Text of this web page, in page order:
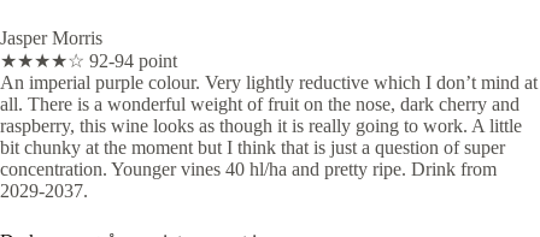
Jasper Morris
★★★★☆ 92-94 point
An imperial purple colour. Very lightly reductive which I don’t mind at
all. There is a wonderful weight of fruit on the nose, dark cherry and
raspberry, this wine looks as though it is really going to work. A little
bit chunky at the moment but I think that is just a question of super
concentration. Younger vines 40 hl/ha and pretty ripe. Drink from
2029-2037.